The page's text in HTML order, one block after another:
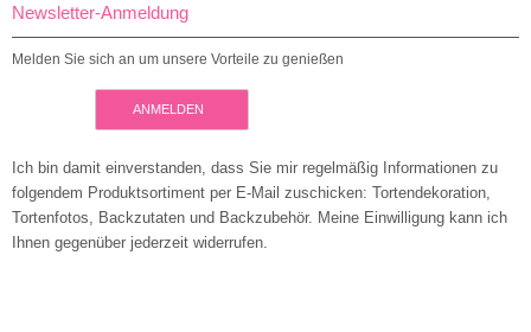
Newsletter-Anmeldung
Melden Sie sich an um unsere Vorteile zu genießen
ANMELDEN
Ich bin damit einverstanden, dass Sie mir regelmäßig Informationen zu
folgendem Produktsortiment per E-Mail zuschicken: Tortendekoration,
Tortenfotos, Backzutaten und Backzubehör. Meine Einwilligung kann ich
Ihnen gegenüber jederzeit widerrufen.